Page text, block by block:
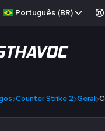
Português (BR)
Counter Strike 2 Geral